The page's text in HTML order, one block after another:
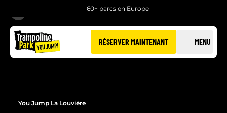
60+ parcs en Europe
RÉSERVER MAINTENANT MENU
You Jump La Louvière